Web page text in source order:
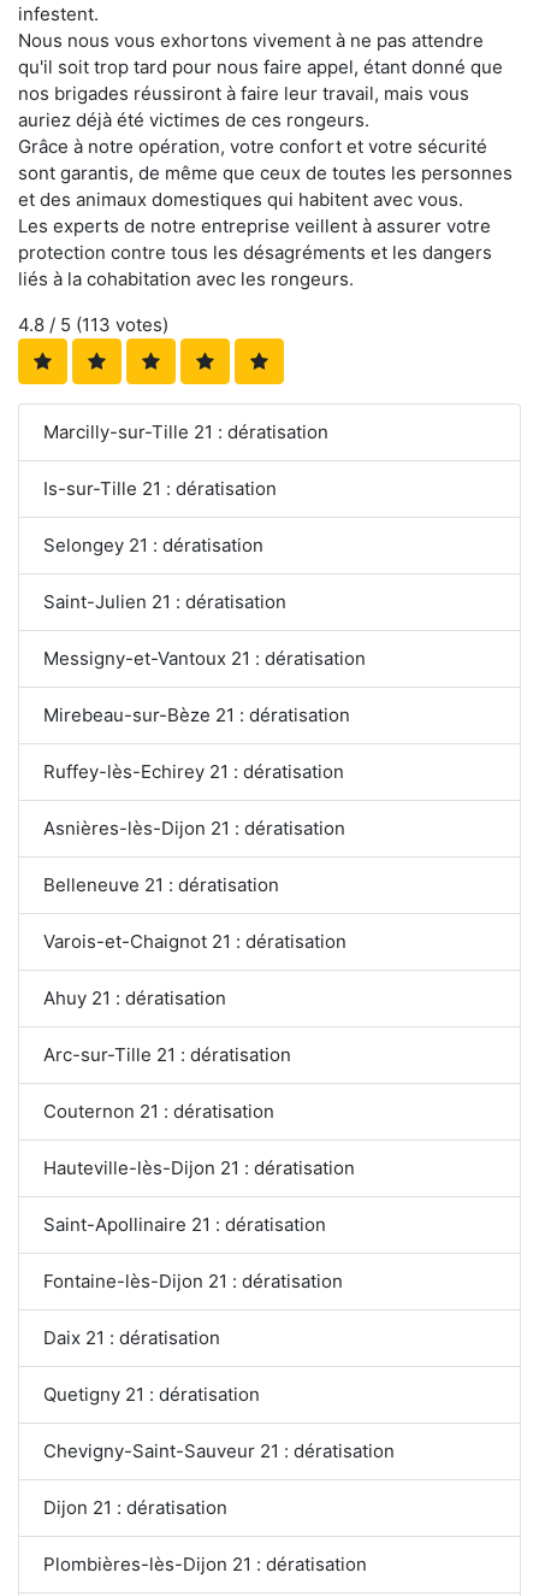
infestent.
Nous nous vous exhortons vivement à ne pas attendre
qu'il soit trop tard pour nous faire appel, étant donné que
nos brigades réussiront à faire leur travail, mais vous
auriez déjà été victimes de ces rongeurs.
Grâce à notre opération, votre confort et votre sécurité
sont garantis, de même que ceux de toutes les personnes
et des animaux domestiques qui habitent avec vous.
Les experts de notre entreprise veillent à assurer votre
protection contre tous les désagréments et les dangers
liés à la cohabitation avec les rongeurs.
4.8 / 5 (113 votes)
Marcilly-sur-Tille 21 : dératisation
Is-sur-Tille 21 : dératisation
Selongey 21 : dératisation
Saint-Julien 21 : dératisation
Messigny-et-Vantoux 21 : dératisation
Mirebeau-sur-Bèze 21 : dératisation
Ruffey-lès-Echirey 21 : dératisation
Asnières-lès-Dijon 21 : dératisation
Belleneuve 21 : dératisation
Varois-et-Chaignot 21 : dératisation
Ahuy 21 : dératisation
Arc-sur-Tille 21 : dératisation
Couternon 21 : dératisation
Hauteville-lès-Dijon 21 : dératisation
Saint-Apollinaire 21 : dératisation
Fontaine-lès-Dijon 21 : dératisation
Daix 21 : dératisation
Quetigny 21 : dératisation
Chevigny-Saint-Sauveur 21 : dératisation
Dijon 21 : dératisation
Plombières-lès-Dijon 21 : dératisation